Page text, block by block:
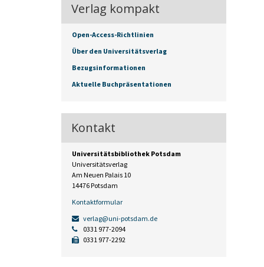
Verlag kompakt
Open-Access-Richtlinien
Über den Universitätsverlag
Bezugsinformationen
Aktuelle Buchpräsentationen
Kontakt
Universitätsbibliothek Potsdam
Universitätsverlag
Am Neuen Palais 10
14476 Potsdam
Kontaktformular
verlag@uni-potsdam.de
0331 977-2094
0331 977-2292